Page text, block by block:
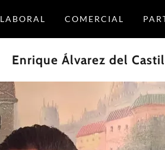
LABORAL COMERCIAL
Enrique Álvarez del